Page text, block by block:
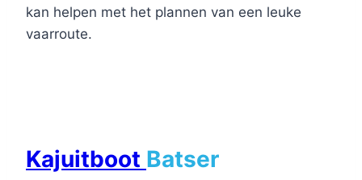
kan helpen met het plannen van een leuke
vaarroute.
Kajuitboot Batser